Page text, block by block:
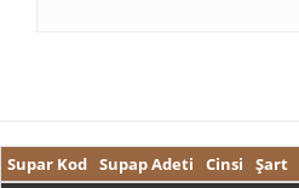
Supar Kod Supap Adeti Cinsi Şart